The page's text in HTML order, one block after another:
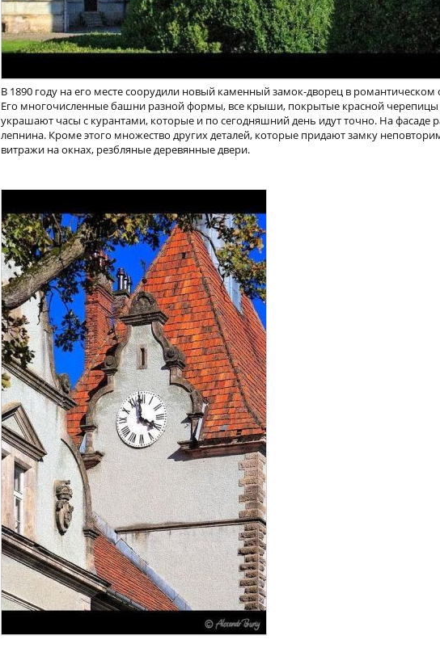
В 1890 году на его месте соорудили новый каменный замок-дворец в романтическом
Его многочисленные башни разной формы, все крыши, покрытые красной черепицы
украшают часы с курантами, которые и по сегодняшний день идут точно. На фасаде
лепнина. Кроме этого множество других деталей, которые придают замку
витражи на окнах, резбляные деревянные двери.